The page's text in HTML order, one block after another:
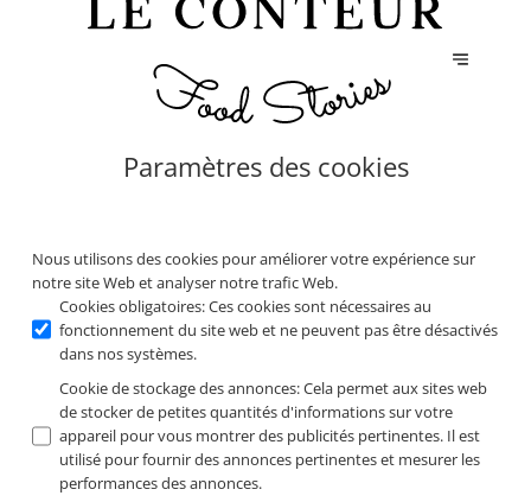
Paramètres des cookies
Nous utilisons des cookies pour améliorer votre expérience sur
notre site Web et analyser notre trafic Web.
Cookies obligatoires:Ces cookies sont nécessaires au
fonctionnement du site web et ne peuvent pas être désactivés
dans nos systèmes.
Cookie de stockage des annonces:Cela permet aux sites web
de stocker de petites quantités d'informations sur votre
appareil pour vous montrer des publicités pertinentes. Il est
utilisé pour fournir des annonces pertinentes et mesurer les
performances des annonces.